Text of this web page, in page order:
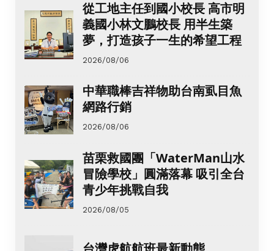
從工地主任到國小校長 高市明
義國小林文鵬校長 用半生築
夢，打造孩子一生的希望工程
2026/08/06
中華職棒吉祥物助台南虱目魚
網路行銷
2026/08/06
苗栗救國團「WaterMan山水
冒險學校」圓滿落幕 吸引全台
青少年挑戰自我
2026/08/05